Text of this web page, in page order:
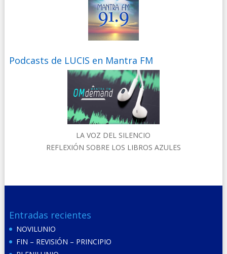
Podcasts de LUCIS en Mantra FM
LA VOZ DEL SILENCIO
REFLEXIÓN SOBRE LOS LIBROS AZULES
Entradas recientes
NOVILUNIO
FIN – REVISIÓN – PRINCIPIO